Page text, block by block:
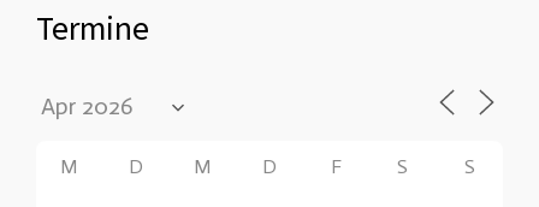
Termine
M D M D F S S